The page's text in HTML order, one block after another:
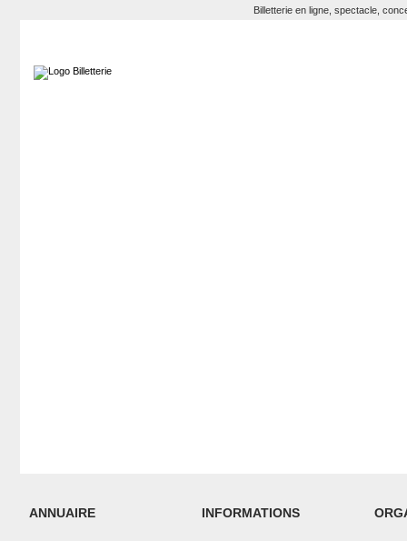
Billetterie en ligne, spectacle,
ANNUAIRE INFORMATIONS